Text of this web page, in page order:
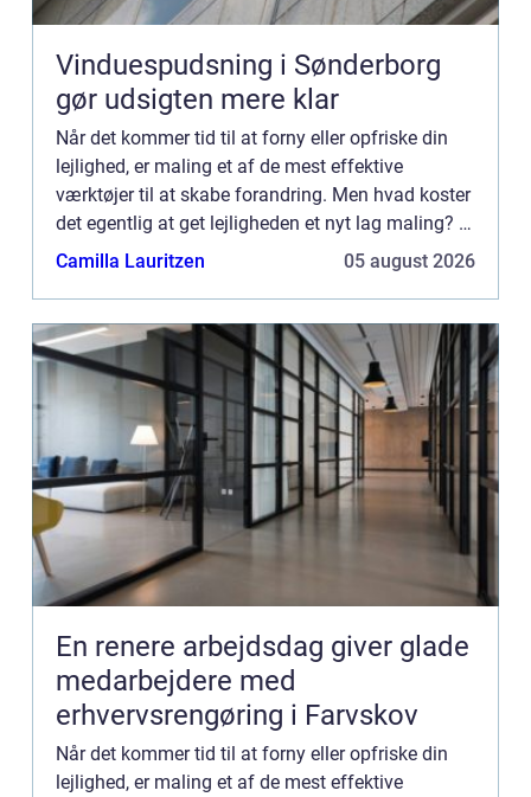
Vinduespudsning i Sønderborg
gør udsigten mere klar
Når det kommer tid til at forny eller opfriske din
lejlighed, er maling et af de mest effektive
værktøjer til at skabe forandring. Men hvad koster
det egentlig at get lejligheden et nyt lag maling? I
denne artikel vil vi guide dig ...
Camilla Lauritzen 05 august 2026
En renere arbejdsdag giver glade
medarbejdere med
erhvervsrengøring i Farvskov
Når det kommer tid til at forny eller opfriske din
lejlighed, er maling et af de mest effektive